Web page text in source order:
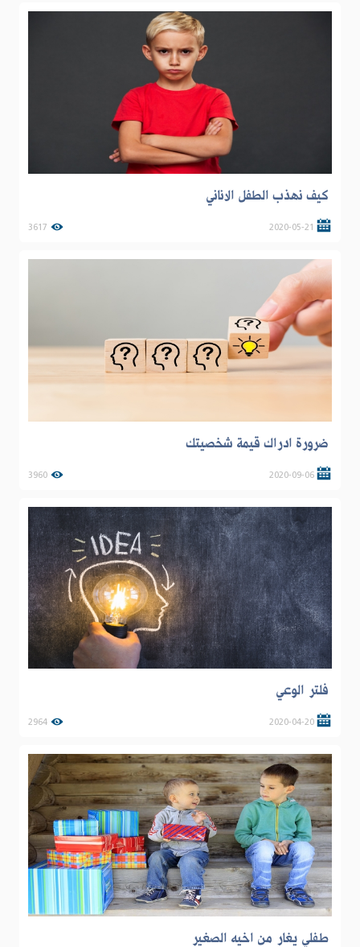
كيف نهذب الطفل الاناني
2020-05-21
3617
ضرورة ادراك قيمة شخصيتك
2020-09-06
3960
فلتر الوعي
2020-04-20
2964
طفلي يغار من اخيه الصغير